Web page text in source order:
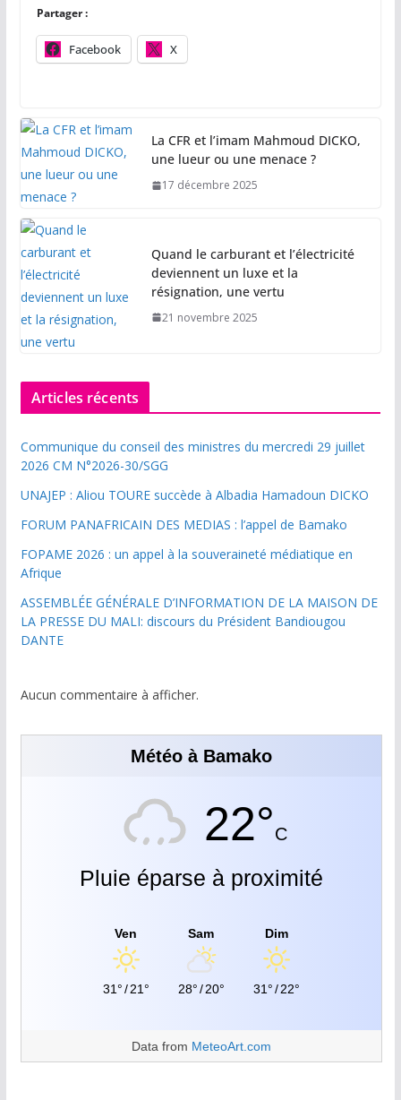
Partager :
Facebook X
La CFR et l’imam Mahmoud DICKO,
une lueur ou une menace ?
17 décembre 2025
Quand le carburant et l’électricité
deviennent un luxe et la
résignation, une vertu
21 novembre 2025
Articles récents
Communique du conseil des ministres du mercredi 29 juillet
2026 CM N°2026-30/SGG
UNAJEP : Aliou TOURE succède à Albadia Hamadoun DICKO
FORUM PANAFRICAIN DES MEDIAS : l’appel de Bamako
FOPAME 2026 : un appel à la souveraineté médiatique en
Afrique
ASSEMBLÉE GÉNÉRALE D’INFORMATION DE LA MAISON DE
LA PRESSE DU MALI: discours du Président Bandiougou
DANTE
Aucun commentaire à afficher.
Météo à Bamako
22°C
Pluie éparse à proximité
Ven
31°/21°
Sam
28°/20°
Dim
31°/22°
Data from MeteoArt.com